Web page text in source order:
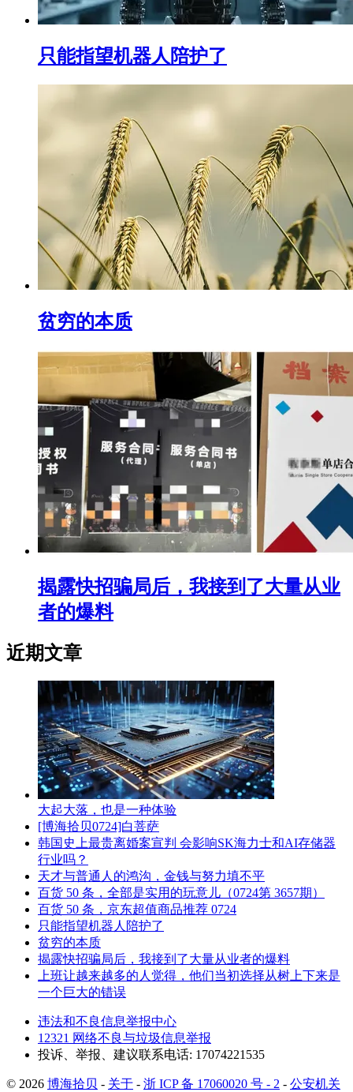
只能指望机器人陪护了
贫穷的本质
揭露快招骗局后，我接到了大量从业
者的爆料
近期文章
大起大落，也是一种体验
[博海拾贝0724]白菩萨
韩国史上最贵离婚案宣判 会影响SK海力士和AI存储器
行业吗？
天才与普通人的鸿沟，金钱与努力填不平
百货 50 条，全部是实用的玩意儿（0724第 3657期）
百货 50 条，京东超值商品推荐 0724
只能指望机器人陪护了
贫穷的本质
揭露快招骗局后，我接到了大量从业者的爆料
上班让越来越多的人觉得，他们当初选择从树上下来是
一个巨大的错误
违法和不良信息举报中心
12321 网络不良与垃圾信息举报
投诉、举报、建议联系电话: 17074221535
© 2026 博海拾贝 - 关于 - 浙 ICP 备 17060020 号 - 2 - 公安机关